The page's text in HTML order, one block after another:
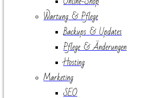
Wartung & Pflege
Backups & Updates
Pflege & Änderungen
Hosting
Marketing
SEO